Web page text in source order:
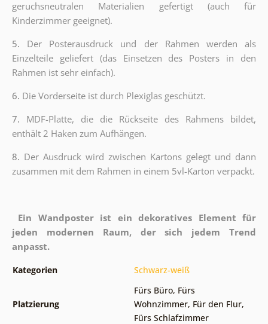
geruchsneutralen Materialien gefertigt (auch für
Kinderzimmer geeignet).
5. Der Posterausdruck und der Rahmen werden als
Einzelteile geliefert (das Einsetzen des Posters in den
Rahmen ist sehr einfach).
6. Die Vorderseite ist durch Plexiglas geschützt.
7. MDF-Platte, die die Rückseite des Rahmens bildet,
enthält 2 Haken zum Aufhängen.
8. Der Ausdruck wird zwischen Kartons gelegt und dann
zusammen mit dem Rahmen in einem 5vl-Karton verpackt.
Ein Wandposter ist ein dekoratives Element für
jeden modernen Raum, der sich jedem Trend
anpasst.
Kategorien Schwarz-weiß
Platzierung
Fürs Büro, Fürs
Wohnzimmer, Für den Flur,
Fürs Schlafzimmer